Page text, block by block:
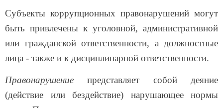
Субъекты коррупционных правонарушений могут
быть привлечены к уголовной, административной
или гражданской ответственности, а должностные
лица - также и к дисциплинарной ответственности.
Правонарушениепредставляет собой деяние
(действие или бездействие) нарушающее нормы